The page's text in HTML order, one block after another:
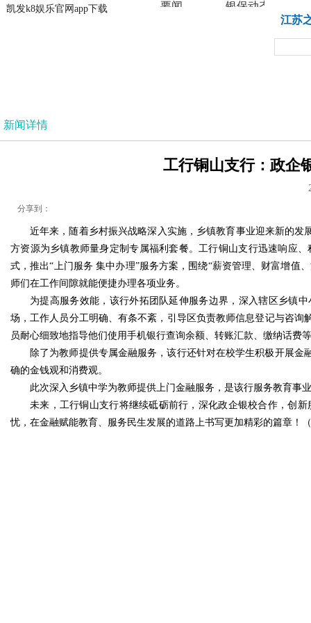
凯发k8娱乐官网app下载
凯发k8娱乐官网app下载
要闻 银保动态
江苏
新闻详情
工行铜山支行：政企
分享到：
近年来，随着乡村振兴战略深入实施，乡镇教育事业迎来新的
方资源为乡镇教师量身定制专属福利套餐。工行铜山支行迅速响应
式，推出“上门服务 集中办理”服务方案，围绕“薪资管理、财富增值
师们在工作间隙就能便捷办理各项业务。
为提高服务效能，该行外拓团队延伸服务边界，深入辖区乡镇
场，工作人员分工明确、有条不紊，引导区负责教师信息登记与咨
员耐心细致地指导他们使用手机银行查询余额、转账汇款、缴纳话
除了为教师提供专属金融服务，该行还针对在校学生积极开展
确的金钱观和消费观。
此次深入乡镇中学为教师提供上门金融服务，是该行服务教育事
未来，工行铜山支行将继续砥砺前行，深化政企银校合作，创
忧，在金融赋能教育、服务民生发展的道路上书写更加精彩的篇章！